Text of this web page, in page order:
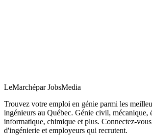
LeMarchépar JobsMedia
Trouvez votre emploi en génie parmi les
ingénieurs au Québec. Génie civil, mécanique,
informatique, chimique et plus. Connectez-
d'ingénierie et employeurs qui recrutent.